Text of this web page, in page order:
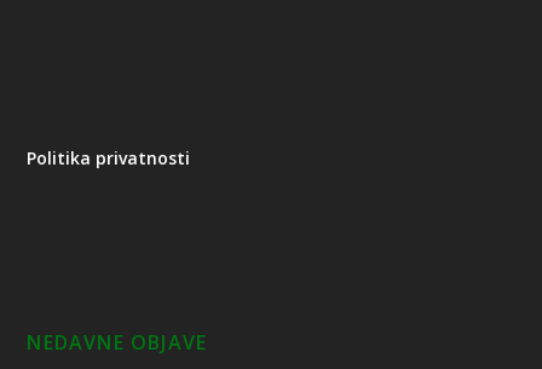
Politika privatnosti
NEDAVNE OBJAVE